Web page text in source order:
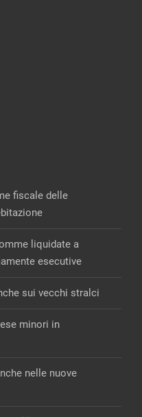
fiscale delle
liquidate a
esecutive
sui vecchi stralci
minori in
nelle nuove